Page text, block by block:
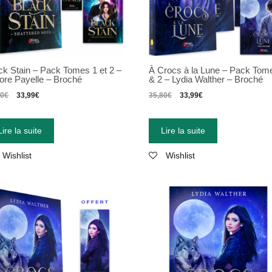
Stain – Pack Tomes 1 et 2 –
Payelle – Broché
€ 33,99€
la suite
Wishlist
À Crocs à la Lune – Pack
& 2 – Lydia Walther – Broché
35,80€ 33,99€
Lire la suite
Wishlist